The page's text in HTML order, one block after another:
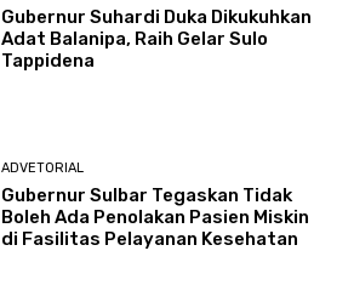
Gubernur Suhardi Duka Dikukuhkan
Adat Balanipa, Raih Gelar Sulo
Tappidena
ADVETORIAL
Gubernur Sulbar Tegaskan Tidak
Boleh Ada Penolakan Pasien Miskin
di Fasilitas Pelayanan Kesehatan